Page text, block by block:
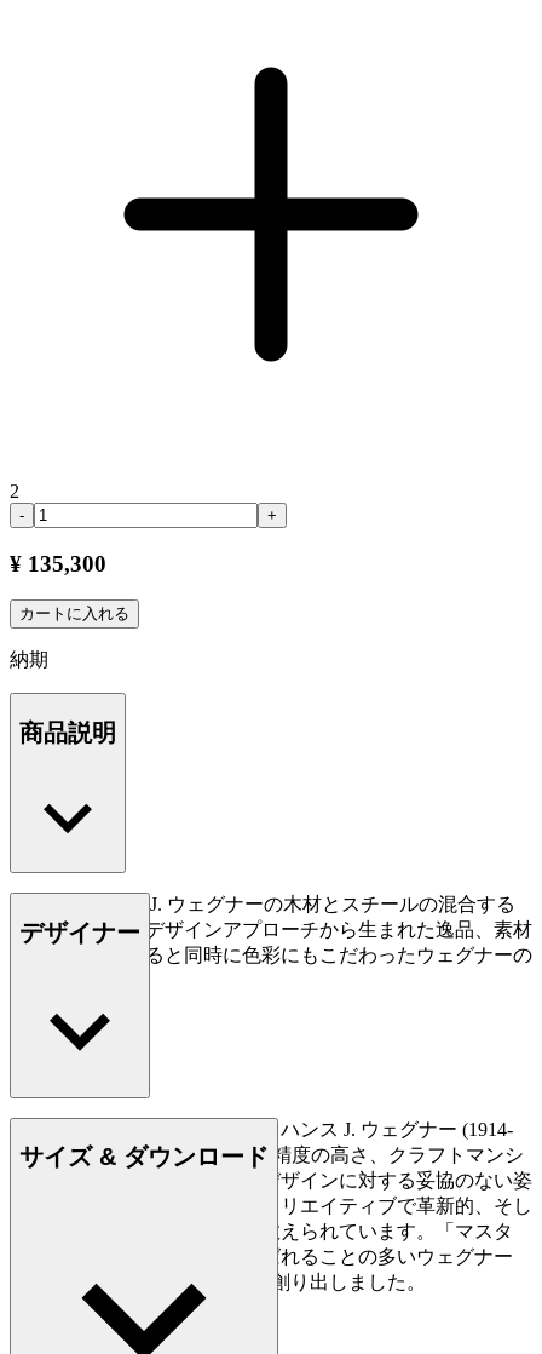
2
- +
¥ 135,300
カートに入れる
納期
商品説明
CH88Pはハンス J. ウェグナーの木材とスチールの混合する
という、斬新なデザインアプローチから生まれた逸品、素材
の資質を追求すると同時に色彩にもこだわったウェグナーの
もっと読む
デザイナー
デンマークの家具デザイナー、ハンス J. ウェグナー (1914-
2007) は、家具づくりにおける精度の高さ、クラフトマンシ
ップに対する優れた洞察力、デザインに対する妥協のない姿
勢で知られており、史上最もクリエイティブで革新的、そし
て多作なデザイナーの一人に数えられています。「マスタ
ー・オブ・ザ・チェア」と呼ばれることの多いウェグナー
は、生涯で約500点もの椅子を創り出しました。
詳しく見る Hans J. Wegner
サイズ & ダウンロード